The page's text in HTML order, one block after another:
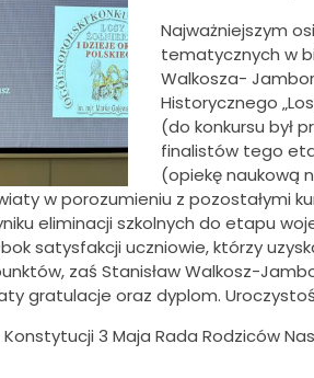
Najważniejszym
tematycznych w
Walkosza-
Historycznego
(do konkursu był
finalistów tego
(opiekę naukową
w porozumieniu z pozostałymi
eliminacji szkolnych do etapu
satysfakcji uczniowie, którzy
zaś Stanisław Walkosz-
gratulacje oraz dyplom.
3 Maja Rada Rodziców